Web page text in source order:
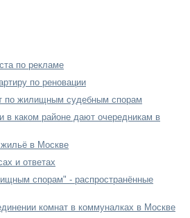
по рекламе
по реновации
по жилищным судебным спорам
в каком районе дают очередникам в
жильё в Москве
и ответах
спорам" - распространённые
комнат в коммуналках в Москве